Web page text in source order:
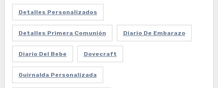
Detalles Personalizados
Detalles Primera Comunión Diario De Embarazo
Diario Del Bebe Dovecraft
Guirnalda Personalizada